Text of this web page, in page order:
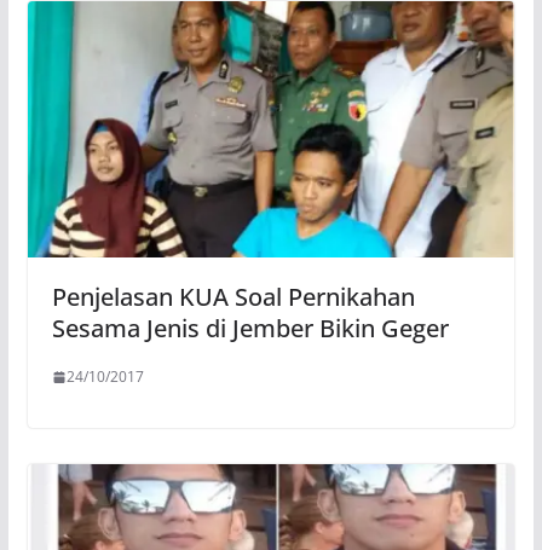
Penjelasan KUA Soal Pernikahan
Sesama Jenis di Jember Bikin Geger
24/10/2017